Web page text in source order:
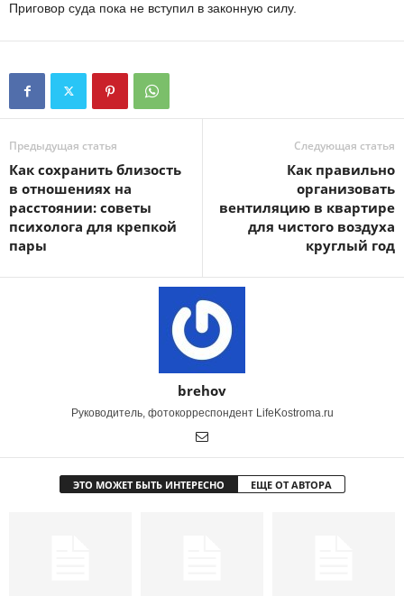
Приговор суда пока не вступил в законную силу.
Предыдущая статья
Как сохранить близость
в отношениях на
расстоянии: советы
психолога для крепкой
пары
Следующая статья
Как правильно
организовать
вентиляцию в квартире
для чистого воздуха
круглый год
brehov
Руководитель, фотокорреспондент LifeKostroma.ru
ЭТО МОЖЕТ БЫТЬ ИНТЕРЕСНО ЕЩЕ ОТ АВТОРА